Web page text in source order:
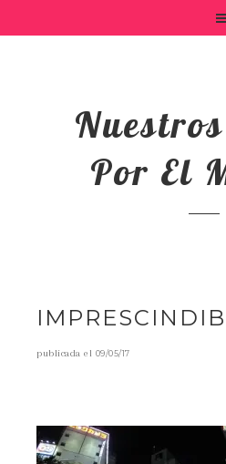
Por El
publicada el 09/05/17